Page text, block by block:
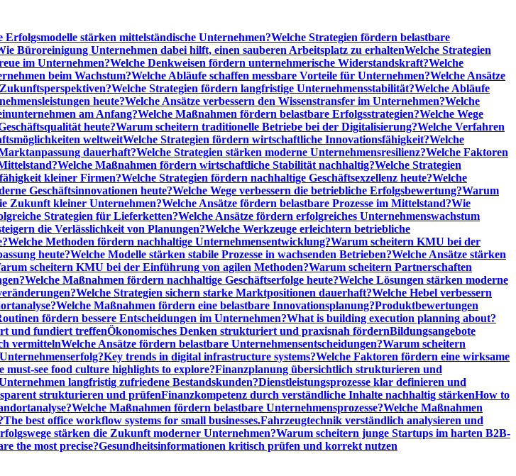
Erfolgsmodelle stärken mittelständische Unternehmen?Welche Strategien fördern belastbare
Büroreinigung Unternehmen dabei hilft, einen sauberen Arbeitsplatz zu erhaltenWelche Strategien
im Unternehmen?Welche Denkweisen fördern unternehmerische Widerstandskraft?Welche
beim Wachstum?Welche Abläufe schaffen messbare Vorteile für Unternehmen?Welche Ansätze
Welche Strategien fördern langfristige Unternehmensstabilität?Welche Abläufe
heute?Welche Ansätze verbessern den Wissenstransfer im Unternehmen?Welche
am Anfang?Welche Maßnahmen fördern belastbare Erfolgsstrategien?Welche Wege
heute?Warum scheitern traditionelle Betriebe bei der Digitalisierung?Welche Verfahren
weltweitWelche Strategien fördern wirtschaftliche Innovationsfähigkeit?Welche
dauerhaft?Welche Strategien stärken moderne Unternehmensresilienz?Welche Faktoren
Welche Maßnahmen fördern wirtschaftliche Stabilität nachhaltig?Welche Strategien
kleiner Firmen?Welche Strategien fördern nachhaltige Geschäftsexzellenz heute?Welche
Geschäftsinnovationen heute?Welche Wege verbessern die betriebliche Erfolgsbewertung?Warum
Zukunft kleiner Unternehmen?Welche Ansätze fördern belastbare Prozesse im Mittelstand?Wie
Strategien für Lieferketten?Welche Ansätze fördern erfolgreiches Unternehmenswachstum
die Verlässlichkeit von Planungen?Welche Werkzeuge erleichtern betriebliche
Welche Methoden fördern nachhaltige Unternehmensentwicklung?Warum scheitern KMU bei der
heute?Welche Modelle stärken stabile Prozesse in wachsenden Betrieben?Welche Ansätze stärken
scheitern KMU bei der Einführung von agilen Methoden?Warum scheitern Partnerschaften
Welche Maßnahmen fördern nachhaltige Geschäftserfolge heute?Welche Lösungen stärken moderne
Welche Strategien sichern starke Marktpositionen dauerhaft?Welche Hebel verbessern
Welche Maßnahmen fördern eine belastbare Innovationsplanung?Produktbewertungen
fördern bessere Entscheidungen im Unternehmen?What is building execution planning about?
und fundiert treffenÖkonomisches Denken strukturiert und praxisnah fördernBildungsangebote
vermittelnWelche Ansätze fördern belastbare Unternehmensentscheidungen?Warum scheitern
Key trends in digital infrastructure systems?Welche Faktoren fördern eine wirksame
must-see food culture highlights to explore?Finanzplanung übersichtlich strukturieren und
langfristig zufriedene Bestandskunden?Dienstleistungsprozesse klar definieren und
strukturieren und prüfenFinanzkompetenz durch verständliche Inhalte nachhaltig stärkenHow to
Welche Maßnahmen fördern belastbare Unternehmensprozesse?Welche Maßnahmen
The best office workflow systems for small businesses.Fahrzeugtechnik verständlich analysieren und
stärken die Zukunft moderner Unternehmen?Warum scheitern junge Startups im harten B2B-
the most precise?Gesundheitsinformationen kritisch prüfen und korrekt nutzen